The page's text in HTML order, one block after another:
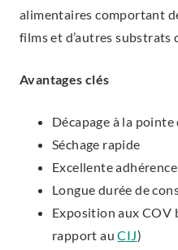
alimentaires comportant
films et d’autres substrats
Avantages clés
Décapage à la
Séchage rapide
Excellente adhérence
Longue durée de
Exposition aux COV
rapport auCIJ)